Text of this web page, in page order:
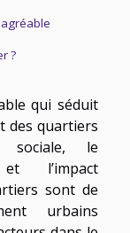
?
qui séduit
des quartiers
sociale, le
et l’impact
sont de
urbains